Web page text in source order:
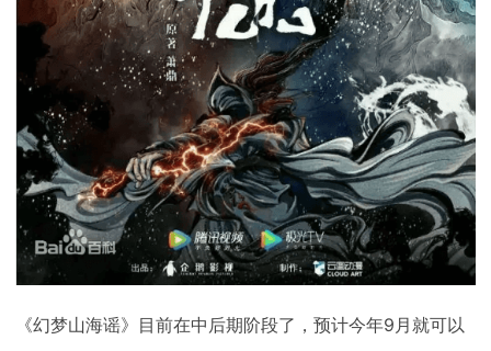
《幻梦山海谣》目前在中后期阶段了，预计今年9月就可以